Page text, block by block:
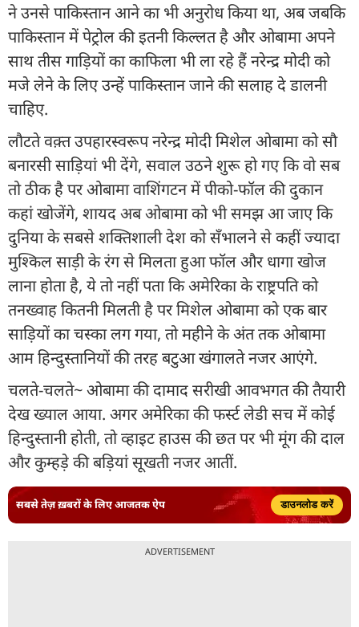
ने उनसे पाकिस्तान आने का भी अनुरोध किया था, अब जबकि
पाकिस्तान में पेट्रोल की इतनी किल्लत है और ओबामा अपने
साथ तीस गाड़ियों का काफिला भी ला रहे हैं नरेन्द्र मोदी को
मजे लेने के लिए उन्हें पाकिस्तान जाने की सलाह दे डालनी
चाहिए.
लौटते वक़्त उपहारस्वरूप नरेन्द्र मोदी मिशेल ओबामा को सौ
बनारसी साड़ियां भी देंगे, सवाल उठने शुरू हो गए कि वो सब
तो ठीक है पर ओबामा वाशिंगटन में पीको-फॉल की दुकान
कहां खोजेंगे, शायद अब ओबामा को भी समझ आ जाए कि
दुनिया के सबसे शक्तिशाली देश को सँभालने से कहीं ज्यादा
मुश्किल साड़ी के रंग से मिलता हुआ फॉल और धागा खोज
लाना होता है, ये तो नहीं पता कि अमेरिका के राष्ट्रपति को
तनख्वाह कितनी मिलती है पर मिशेल ओबामा को एक बार
साड़ियों का चस्का लग गया, तो महीने के अंत तक ओबामा
आम हिन्दुस्तानियों की तरह बटुआ खंगालते नजर आएंगे.
चलते-चलते~ ओबामा की दामाद सरीखी आवभगत की तैयारी
देख ख्याल आया. अगर अमेरिका की फर्स्ट लेडी सच में कोई
हिन्दुस्तानी होती, तो व्हाइट हाउस की छत पर भी मूंग की दाल
और कुम्हड़े की बड़ियां सूखती नजर आतीं.
सबसे तेज़ ख़बरों के लिए आजतक ऐप डाउनलोड करें
ADVERTISEMENT